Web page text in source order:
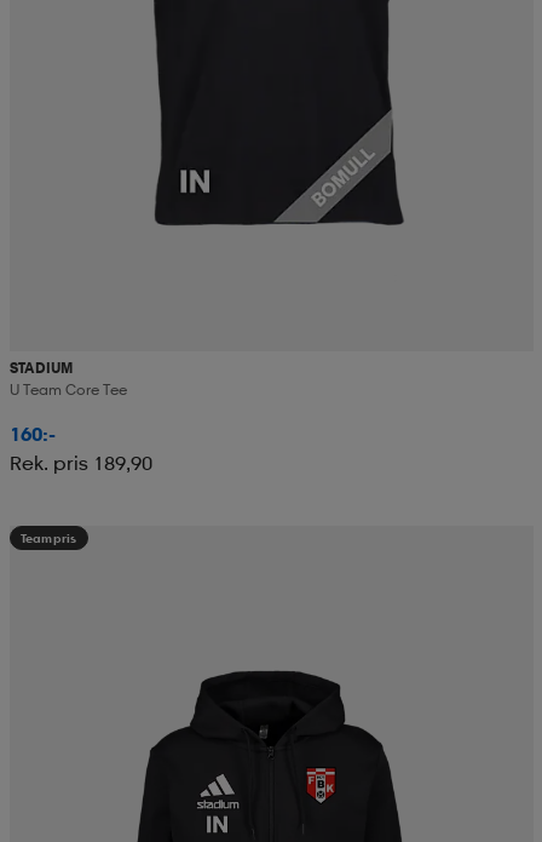
STADIUM
U Team Core Tee
160:-
Rek. pris 189,90
Teampris